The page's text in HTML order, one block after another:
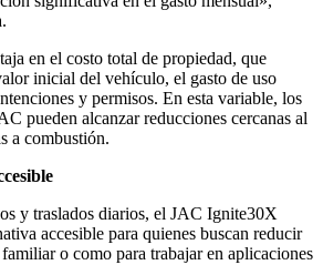
en el costo total de propiedad, que
inicial del vehículo, el gasto de uso
y permisos. En esta variable, los
pueden alcanzar reducciones cercanas al
a combustión.
y traslados diarios, el JAC Ignite30X
accesible para quienes buscan reducir
o como para trabajar en aplicaciones